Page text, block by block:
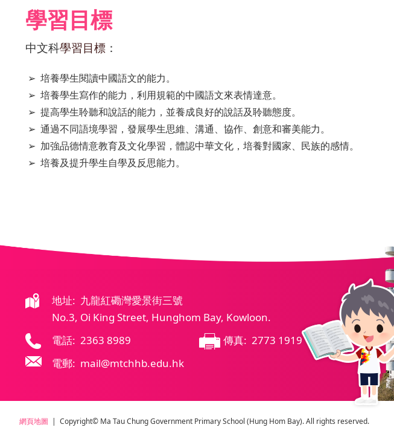
學習目標
中文科學習目標 ：
➢ 培養學生閱讀中國語文的能力。
➢ 培養學生寫作的能力，利用規範的中國語文來表情達意。
➢ 提高學生聆聽和說話的能力，並養成良好的說話及聆聽態度。
➢ 通過不同語境學習，發展學生思維、溝通、協作、創意和審美能力。
➢ 加強品德情意教育及文化學習，體認中華文化，培養對國家、民族的感情。
➢ 培養及提升學生自學及反思能力。
地址: 九龍紅磡灣愛景街三號
No.3, Oi King Street, Hunghom Bay, Kowloon.
電話: 2363 8989
傳真: 2773 1919
電郵: mail@mtchhb.edu.hk
網頁地圖 | Copyright© Ma Tau Chung Government Primary School (Hung Hom Bay). All rights reserved.